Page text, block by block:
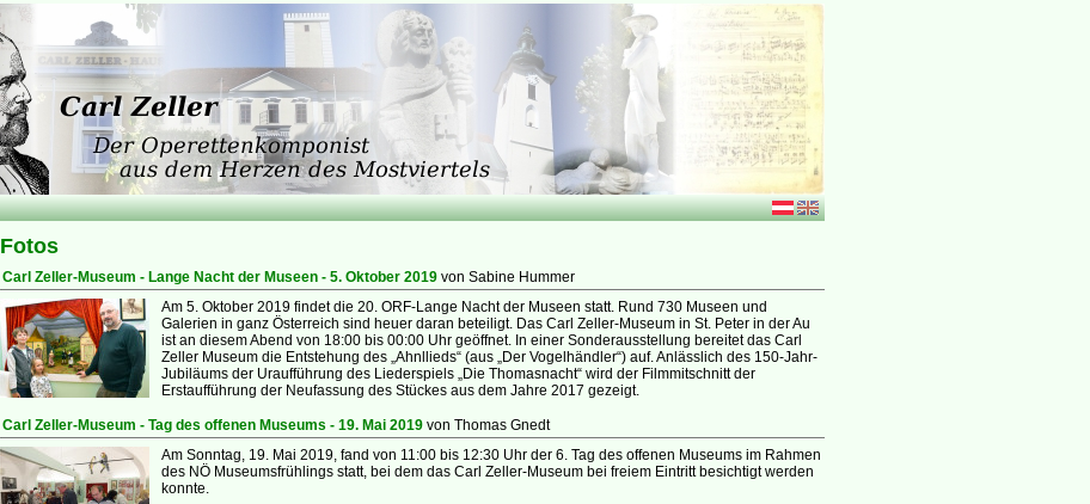
Fotos
Carl Zeller-Museum - Lange Nacht der Museen - 5. Oktober 2019 von Sabine Hummer
Am 5. Oktober 2019 findet die 20. ORF-Lange Nacht der Museen statt. Rund 730 Museen und
Galerien in ganz Österreich sind heuer daran beteiligt. Das Carl Zeller-Museum in St. Peter in der Au
ist an diesem Abend von 18:00 bis 00:00 Uhr geöffnet. In einer Sonderausstellung bereitet das Carl
Zeller Museum die Entstehung des „Ahnllieds“ (aus „Der Vogelhändler“) auf. Anlässlich des 150-Jahr-
Jubiläums der Uraufführung des Liederspiels „Die Thomasnacht“ wird der Filmmitschnitt der
Erstaufführung der Neufassung des Stückes aus dem Jahre 2017 gezeigt.
Carl Zeller-Museum - Tag des offenen Museums - 19. Mai 2019 von Thomas Gnedt
Am Sonntag, 19. Mai 2019, fand von 11:00 bis 12:30 Uhr der 6. Tag des offenen Museums im Rahmen
des NÖ Museumsfrühlings statt, bei dem das Carl Zeller-Museum bei freiem Eintritt besichtigt werden
konnte.